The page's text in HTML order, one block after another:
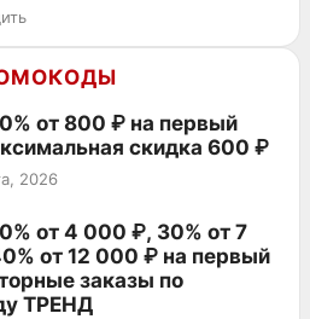
от 800 ₽ на первый
скидка 600 ₽
2026
от 4 000 ₽, 30% от 7
от 12 000 ₽ на первый
заказы по
ТРЕНД